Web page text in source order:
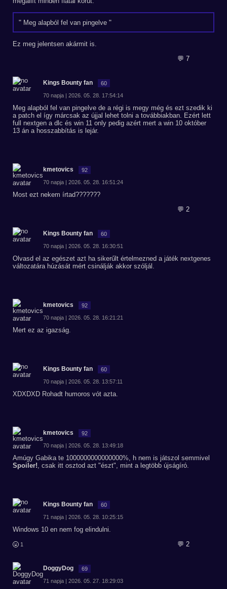
Meg alapból fel van pingelve
Ez meg jelentsen akármit is.
💬 7
Kings Bounty fan 60
70 napja | 2026. 05. 28. 17:54:14
Meg alapból fel van pingelve de a régi is megy még és ezt szedik ki
a patch el így márcsak az újjal lehet tolni a továbbiakban. Ezért lett
full nextgen a dlc és win 11 only pedig azért mert a win 10 október
13 án a hosszabbítás is lejár.
kmetovics 92
70 napja | 2026. 05. 28. 16:51:24
Most ezt nekem írtad???????
💬 2
Kings Bounty fan 60
70 napja | 2026. 05. 28. 16:30:51
Olvasd el az egészet azt ha sikerűlt értelmezned a játék nextgenes
változatára húzását mért csinálják akkor szóljál.
kmetovics 92
70 napja | 2026. 05. 28. 16:21:21
Mert ez az igazság.
Kings Bounty fan 60
70 napja | 2026. 05. 28. 13:57:11
XDXDXD Rohadt humoros vót azta.
kmetovics 92
70 napja | 2026. 05. 28. 13:49:18
Amúgy Gabika te 1000000000000000%, h nem is játszol semmivel
Spoiler!, csak itt osztod azt "észt", mint a legtöbb újságíró.
Kings Bounty fan 60
71 napja | 2026. 05. 28. 10:25:15
Windows 10 en nem fog elindulni.
1 💬 2
DoggyDog 69
71 napja | 2026. 05. 27. 18:29:03